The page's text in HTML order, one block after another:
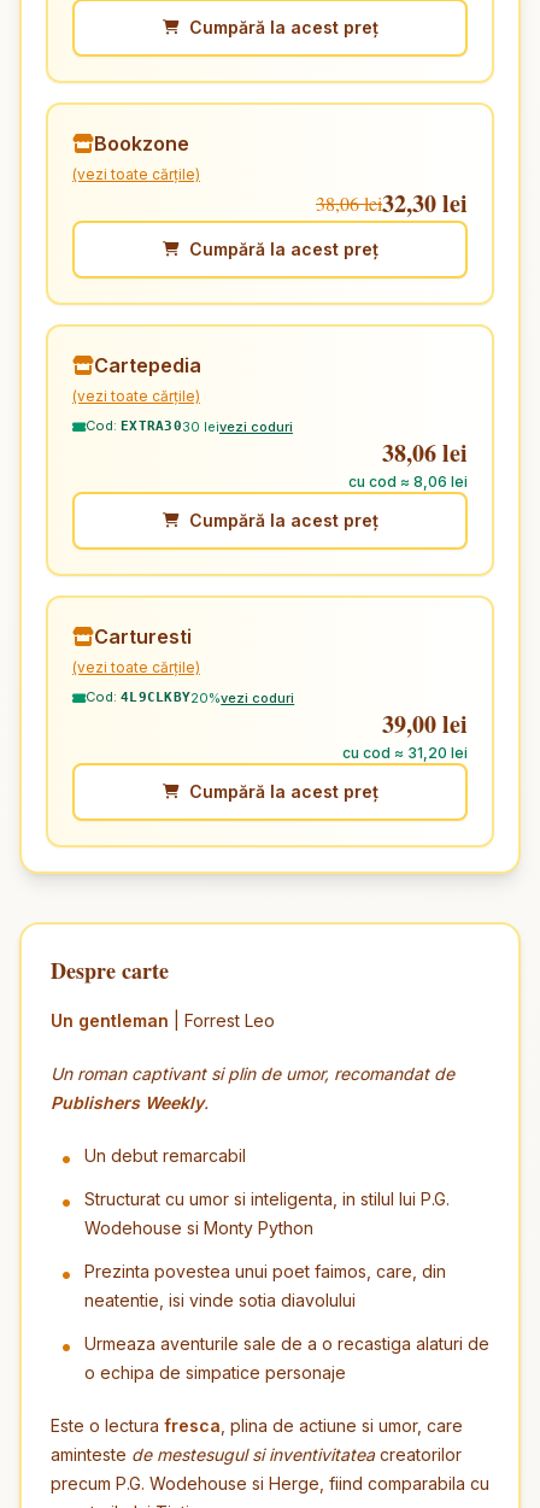
Cumpără la acest preț
Bookzone
(vezi toate cărțile)
38,06 lei32,30 lei
Cumpără la acest preț
Cartepedia
(vezi toate cărțile)
Cod: EXTRA3030 leivezi coduri
38,06 lei
cu cod ≈ 8,06 lei
Cumpără la acest preț
Carturesti
(vezi toate cărțile)
Cod: 4L9CLKBY20%vezi coduri
39,00 lei
cu cod ≈ 31,20 lei
Cumpără la acest preț
Despre carte
Un gentleman | Forrest Leo
Un roman captivant si plin de umor, recomandat de
Publishers Weekly.
Un debut remarcabil
Structurat cu umor si inteligenta, in stilul lui P.G.
Wodehouse si Monty Python
Prezinta povestea unui poet faimos, care, din
neatentie, isi vinde sotia diavolului
Urmeaza aventurile sale de a o recastiga alaturi de
o echipa de simpatice personaje
Este o lectura fresca , plina de actiune si umor, care
aminteste de mestesugul si inventivitateacreatorilor
precum P.G. Wodehouse si Herge, fiind comparabila cu